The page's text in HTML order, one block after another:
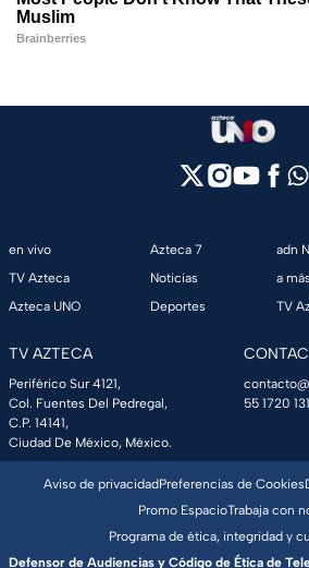
en vivo
TV Azteca
Azteca UNO
Azteca 7
Noticias
Deportes
adn
a
TV
TV AZTECA
Periférico Sur 4121,
Col. Fuentes Del Pedregal,
C.P. 14141,
Ciudad De México, México.
55 1720
Aviso de privacidadPreferencias de Cookies
Promo EspacioTrabaja con
Programa de ética, integridad y
Defensor de Audiencias y Código de Ética de